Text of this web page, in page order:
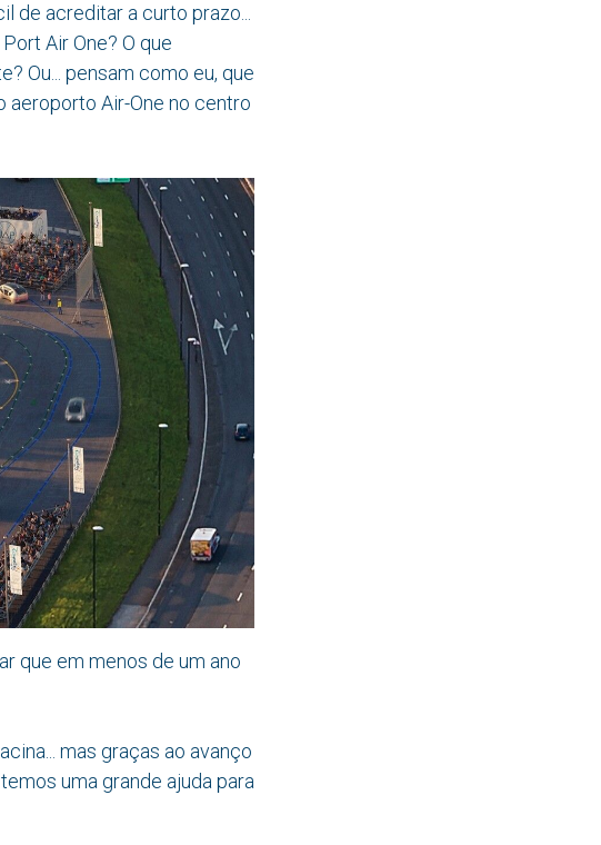
acreditar a curto prazo...
Air One? O que
Ou... pensam como eu, que
aeroporto Air-One no centro
que em menos de um ano
mas graças ao avanço
uma grande ajuda para